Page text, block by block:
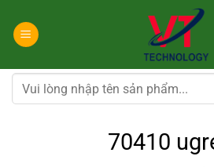
đến
dung
Tìm
kiếm:
70410